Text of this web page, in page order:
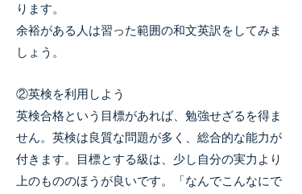
ります。
余裕がある人は習った範囲の和文英訳をしてみま
しょう。
②英検を利用しよう
英検合格という目標があれば、勉強せざるを得ま
せん。英検は良質な問題が多く、総合的な能力が
付きます。目標とする級は、少し自分の実力より
上のもののほうが良いです。「なんでこんなにで